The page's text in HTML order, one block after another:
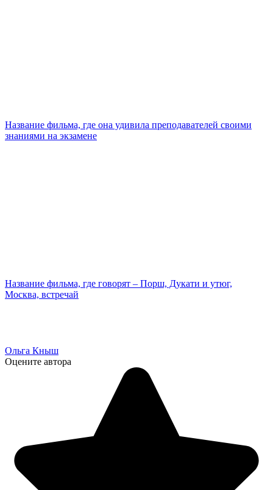
Название фильма, где она удивила преподавателей своими
знаниями на экзамене
Название фильма, где говорят – Порш, Дукати и утюг,
Москва, встречай
Ольга Кныш
Оцените автора